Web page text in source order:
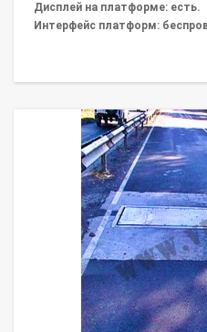
Дисплей на платформе: есть.
Интерфейс платформ: